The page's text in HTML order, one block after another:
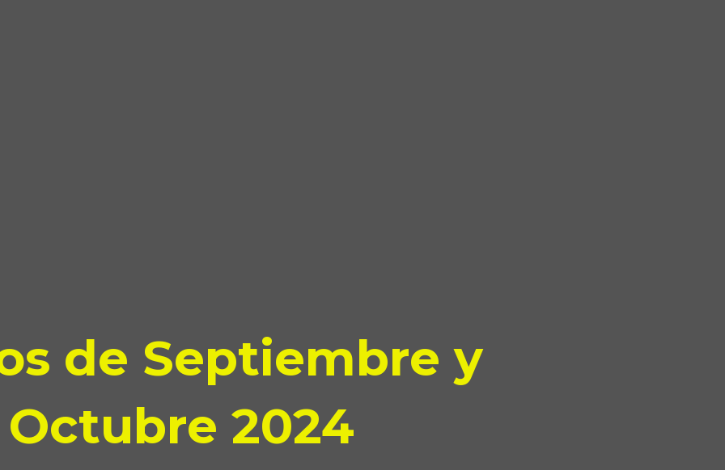
de Septiembre y
Octubre 2024